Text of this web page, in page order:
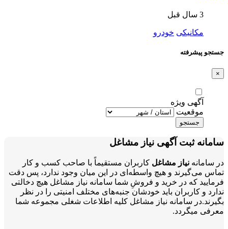
3 سال قبل
مکانیکی خودرو
جستجو پیشرفته
×
آگهی ویژه
موقعیت
جستجو
سامانه ثبت آگهی نیاز مشاغل
در سامانه نیاز مشاغل کاربران مستقیماً با صاحب کسب و کار
تماس می‌گیرند و هیچ واسطه‌ای در این میان وجود ندارد، پس دقت
فرمایید که در خرید و فروشِ شما سامانه نیاز مشاغل هیچ دخالتی
ندارد و کاربران باید خودشان جنبه‌های مختلف امنیتی را در نظر
بگیرند.در سامانه نیاز مشاغل کلیه اطلاعات شغلی مجموعه شما
معرفی میگردد.